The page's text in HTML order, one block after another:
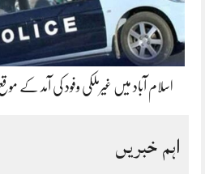
اسلام آباد میں غیرملکی وفود کی آمد کے
اہم خبریں